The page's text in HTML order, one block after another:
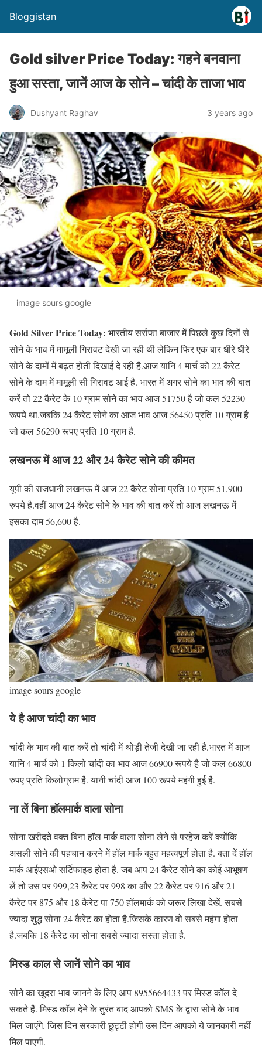
Bloggistan
Gold silver Price Today: गहने बनवाना
हुआ सस्ता, जानें आज के सोने – चांदी के ताजा भाव
Dushyant Raghav 3 years ago
image sours google
Gold Silver Price Today: भारतीय सर्राफा बाजार में पिछले कुछ दिनों से
सोने के भाव में मामूली गिरावट देखी जा रही थी लेकिन फिर एक बार धीरे धीरे
सोने के दामों में बढ़त होती दिखाई दे रही है.आज यानि 4 मार्च को 22 कैरेट
सोने के दाम में मामूली सी गिरावट आई है. भारत में अगर सोने का भाव की बात
करें तो 22 कैरेट के 10 ग्राम सोने का भाव आज 51750 है जो कल 52230
रूपये था.जबकि 24 कैरेट सोने का आज भाव आज 56450 प्रति 10 ग्राम है
जो कल 56290 रूपए प्रति 10 ग्राम है.
लखनऊ में आज 22 और 24 कैरेट सोने की कीमत
यूपी की राजधानी लखनऊ में आज 22 कैरेट सोना प्रति 10 ग्राम 51,900
रुपये है.वहीं आज 24 कैरेट सोने के भाव की बात करें तो आज लखनऊ में
इसका दाम 56,600 है.
image sours google
ये है आज चांदी का भाव
चांदी के भाव की बात करें तो चांदी में थोड़ी तेजी देखी जा रही है.भारत में आज
यानि 4 मार्च को 1 किलो चांदी का भाव आज 66900 रूपये है जो कल 66800
रुपए प्रति किलोग्राम है. यानी चांदी आज 100 रूपये महंगी हुई है.
ना लें बिना हॉलमार्क वाला सोना
सोना खरीदते वक्त बिना हॉल मार्क वाला सोना लेने से परहेज करें क्योंकि
असली सोने की पहचान करने में हॉल मार्क बहुत महत्वपूर्ण होता है. बता दें हॉल
मार्क आईएसओ सर्टिफाइड होता है. जब आप 24 कैरेट सोने का कोई आभूषण
लें तो उस पर 999,23 कैरेट पर 998 का और 22 कैरेट पर 916 और 21
कैरेट पर 875 और 18 कैरेट पा 750 हॉलमार्क को जरूर लिखा देखें. सबसे
ज्यादा शुद्ध सोना 24 कैरेट का होता है.जिसके कारण वो सबसे महंगा होता
है.जबकि 18 कैरेट का सोना सबसे ज्यादा सस्ता होता है.
मिस्ड काल से जानें सोने का भाव
सोने का खुदरा भाव जानने के लिए आप 8955664433 पर मिस्ड कॉल दे
सकते हैं. मिस्ड कॉल देने के तुरंत बाद आपको SMS के द्वारा सोने के भाव
मिल जाएंगे. जिस दिन सरकारी छुट्टी होगी उस दिन आपको ये जानकारी नहीं
मिल पाएगी.